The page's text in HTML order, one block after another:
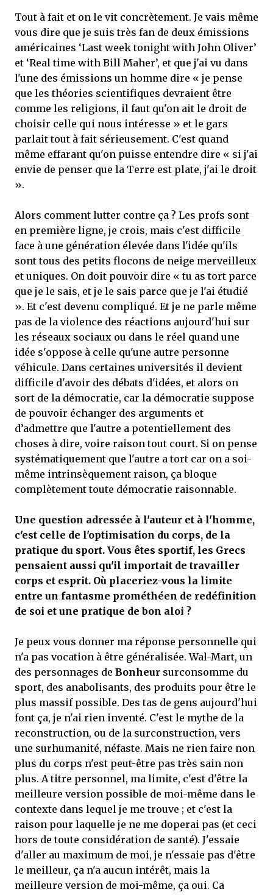
Tout à fait et on le vit concrètement. Je vais même
vous dire que je suis très fan de deux émissions
américaines ‘Last week tonight with John Oliver’
et ‘Real time with Bill Maher’, et que j'ai vu dans
l'une des émissions un homme dire « je pense
que les théories scientifiques devraient être
comme les religions, il faut qu'on ait le droit de
choisir celle qui nous intéresse » et le gars
parlait tout à fait sérieusement. C'est quand
même effarant qu'on puisse entendre dire « si j'ai
envie de penser que la Terre est plate, j'ai le droit
».
Alors comment lutter contre ça ? Les profs sont
en première ligne, je crois, mais c'est difficile
face à une génération élevée dans l'idée qu'ils
sont tous des petits flocons de neige merveilleux
et uniques. On doit pouvoir dire « tu as tort parce
que je le sais, et je le sais parce que je l'ai étudié
». Et c'est devenu compliqué. Et je ne parle même
pas de la violence des réactions aujourd'hui sur
les réseaux sociaux ou dans le réel quand une
idée s'oppose à celle qu'une autre personne
véhicule. Dans certaines universités il devient
difficile d'avoir des débats d'idées, et alors on
sort de la démocratie, car la démocratie suppose
de pouvoir échanger des arguments et
d’admettre que l'autre a potentiellement des
choses à dire, voire raison tout court. Si on pense
systématiquement que l'autre a tort car on a soi-
même intrinsèquement raison, ça bloque
complètement toute démocratie raisonnable.
Une question adressée à l'auteur et à l'homme,
c'est celle de l'optimisation du corps, de la
pratique du sport. Vous êtes sportif, les Grecs
pensaient aussi qu'il importait de travailler
corps et esprit. Où placeriez-vous la limite
entre un fantasme prométhéen de redéfinition
de soi et une pratique de bon aloi ?
Je peux vous donner ma réponse personnelle qui
n'a pas vocation à être généralisée. Wal-Mart, un
des personnages de Bonheur surconsomme du
sport, des anabolisants, des produits pour être le
plus massif possible. Des tas de gens aujourd'hui
font ça, je n'ai rien inventé. C'est le mythe de la
reconstruction, ou de la surconstruction, vers
une surhumanité, néfaste. Mais ne rien faire non
plus du corps n'est peut-être pas très sain non
plus. A titre personnel, ma limite, c'est d'être la
meilleure version possible de moi-même dans le
contexte dans lequel je me trouve ; et c'est la
raison pour laquelle je ne me doperai pas (et ceci
hors de toute considération de santé). J'essaie
d'aller au maximum de moi, je n'essaie pas d'être
le meilleur, ça n'a aucun intérêt, mais la
meilleure version de moi-même, ça oui. Ca